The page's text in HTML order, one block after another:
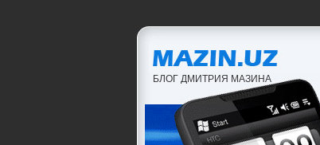
БЛОГ ДМИТРИЯ МАЗИНА